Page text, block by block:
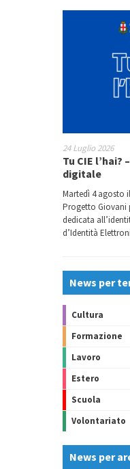
24 Luglio 2026
Tu CIE
digitale
Martedì 4 agosto
Progetto Giovani
dedicata
d’Identità
News per
Cultura
Formazione
Lavoro
Estero
Scuola
Volontariato
News per